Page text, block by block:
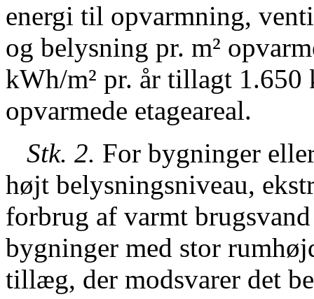
energi til opvarmning,
og belysning pr. m²
kWh/m² pr. år tillagt
opvarmede etageareal.
Stk. 2. For bygninger
højt belysningsniveau,
forbrug af varmt
bygninger med stor
tillæg, der modsvarer det